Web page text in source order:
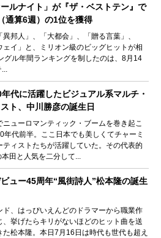
ルナイト」が『ザ・ベストテン』で
通算6週）の1位を獲得
異邦人」、「大都会」、「贈る言葉」、
ェイ」と、ミリオン級のビッグヒットが相
グル年間ランキングを制したのは、8月14
...
代に活躍したビジュアル系マルチ・
ト、中川勝彦の誕生日
ニューロマンティック・ブームを巻き起こ
年代前半。ここ日本でも美しくてチャーミ
ティストたちが活躍していた。その代表的
田と人気を二分して...
ュー45周年“風街詩人”松本隆の誕生
ド、はっぴいえんどのドラマーから職業作
、挙げたらキリがないほどのヒット曲を送
た松本隆。本日7月16日は時代も世代も超え